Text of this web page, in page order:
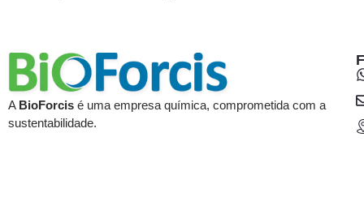
A BioForcis é uma empresa química, comprometida com a
sustentabilidade.